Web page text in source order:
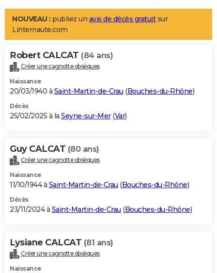
LIFESTYLE
Art de vivre
Bien-être
Loisirs
Mode
Modes de vie
Alimentation
Guide de la santé
Maladies
Médicaments
Sommeil
VOYAGE
Destinations
City break
Voyage nature
Voyage de noces
Forum
Climat
+PHOTO
GUIDES D'ACHAT
BONS PLANS
Carte de Noël
Carte Bonne année
Carte Saint-Valentin
Carte Pâques
Carte d'anniversaire
DICTIONNAIRE
Dictionnaire
Biographies
Citations
Expressions
Proverbes
PROGRAMME TV
S'inscrire
Se connecter
Lycées
Collèges
Primaires
Universités
Entreprises
Service militaire
Avis de recherche
AVIS DE DÉCÈS
Bricolage
Lifestyle
Culture
Sport
Auto
Television
Voyage
Cinema
NOUVEAU : publiez un avis de décès gratuitsur
Linternaute.com
Robert CALCAT (84 ans)
Créer une cagnotte obsèques
Naissance
20/03/1940 à Saint-Martin-de-Crau (Bouches-du-Rhône)
Décès
25/02/2025 à la Seyne-sur-Mer(Var)
Guy CALCAT (80 ans)
Créer une cagnotte obsèques
Naissance
11/10/1944 à Saint-Martin-de-Crau (Bouches-du-Rhône)
Décès
23/11/2024 à Saint-Martin-de-Crau (Bouches-du-Rhône)
Lysiane CALCAT (81 ans)
Créer une cagnotte obsèques
Naissance